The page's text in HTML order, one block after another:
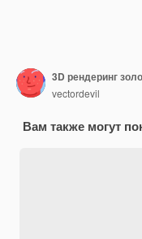
3D рендеринг
vectordevil
Вам также могут